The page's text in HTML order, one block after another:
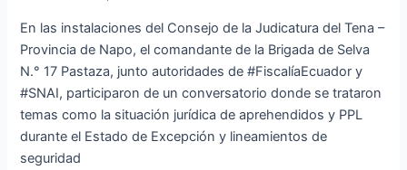
En las instalaciones del Consejo de la Judicatura del Tena –
Provincia de Napo, el comandante de la Brigada de Selva
N.° 17 Pastaza, junto autoridades de #FiscalíaEcuador y
#SNAI, participaron de un conversatorio donde se trataron
temas como la situación jurídica de aprehendidos y PPL
durante el Estado de Excepción y lineamientos de
seguridad
a
actos
terroristas
y
no
terroristas